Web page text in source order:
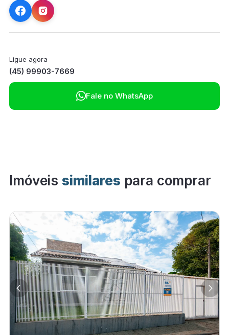
Ligue agora
(45) 99903-7669
Fale no WhatsApp
Imóveis similares para comprar